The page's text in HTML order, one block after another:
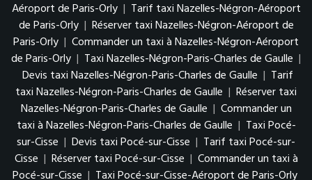
Aéroport de Paris-Orly | Tarif taxi Nazelles-Négron-Aéroport
de Paris-Orly | Réserver taxi Nazelles-Négron-Aéroport de
Paris-Orly | Commander un taxi à Nazelles-Négron-Aéroport
de Paris-Orly | Taxi Nazelles-Négron-Paris-Charles de Gaulle |
Devis taxi Nazelles-Négron-Paris-Charles de Gaulle | Tarif
taxi Nazelles-Négron-Paris-Charles de Gaulle | Réserver taxi
Nazelles-Négron-Paris-Charles de Gaulle | Commander un
taxi à Nazelles-Négron-Paris-Charles de Gaulle | Taxi Pocé-
sur-Cisse | Devis taxi Pocé-sur-Cisse | Tarif taxi Pocé-sur-
Cisse | Réserver taxi Pocé-sur-Cisse | Commander un taxi à
Pocé-sur-Cisse | Taxi Pocé-sur-Cisse-Aéroport de Paris-Orly